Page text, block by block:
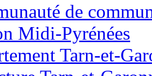
de
Midi-Pyrénées
Tarn-et-